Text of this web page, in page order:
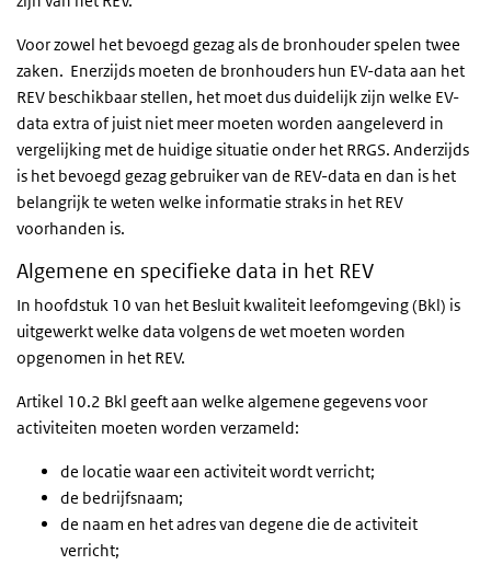
Voor zowel het bevoegd gezag als de bronhouder spelen twee
zaken. Enerzijds moeten de bronhouders hun EV-data aan het
REV beschikbaar stellen, het moet dus duidelijk zijn welke EV-
data extra of juist niet meer moeten worden aangeleverd in
vergelijking met de huidige situatie onder het RRGS. Anderzijds
is het bevoegd gezag gebruiker van de REV-data en dan is het
belangrijk te weten welke informatie straks in het REV
voorhanden is.
Algemene en specifieke data in het REV
In hoofdstuk 10 van het Besluit kwaliteit leefomgeving (Bkl) is
uitgewerkt welke data volgens de wet moeten worden
opgenomen in het REV.
Artikel 10.2 Bkl geeft aan welke algemene gegevens voor
activiteiten moeten worden verzameld:
de locatie waar een activiteit wordt verricht;
de bedrijfsnaam;
de naam en het adres van degene die de activiteit
verricht;